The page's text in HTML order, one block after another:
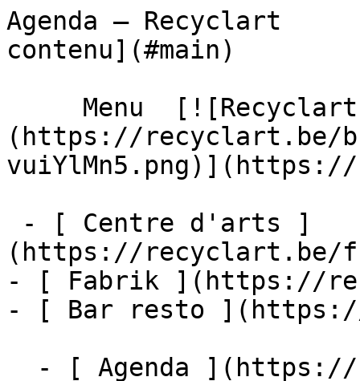
Agenda –
contenu](#main)
(https://recyclart.be/
(https://recyclart.be/
- [ Fabrik ](https://
- [ Bar resto